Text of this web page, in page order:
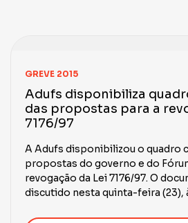
GREVE 2015
Adufs disponibiliza
das propostas para a
7176/97
A Adufs disponibilizou o quadro
propostas do governo e do
revogação da Lei 7176/97. O
discutido nesta quinta-feira (23),